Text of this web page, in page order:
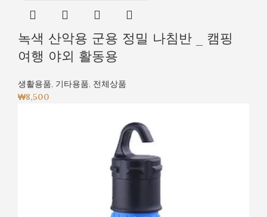
녹색 산악용 군용 정밀 나침반 _ 캠핑
여행 야외 활동용
생활용품, 기타용품, 전체상품
₩8,500